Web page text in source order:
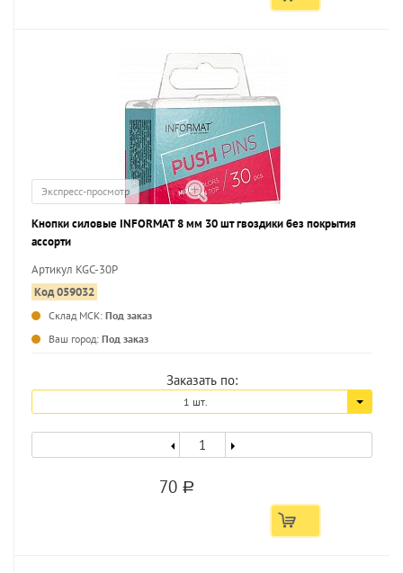
Экспресс-просмотр
Кнопки силовые INFORMAT 8 мм 30 шт гвоздики без покрытия
ассорти
Артикул KGC-30P
Код 059032
Склад МСК: Под заказ
Ваш город: Под заказ
Заказать по:
1 шт.
70 a